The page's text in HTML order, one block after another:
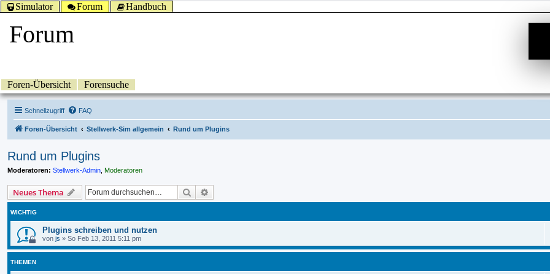
Simulator Forum Handbuch
Forum
Foren-Übersicht Forensuche
Schnellzugriff FAQ
Foren-Übersicht Stellwerk-Sim allgemein Rund um Plugins
Rund um Plugins
Moderatoren: Stellwerk-Admin Moderatoren
Neues Thema Suche
WICHTIG
Plugins schreiben und nutzen
von js » So Feb 13, 2011 5:11 pm
THEMEN